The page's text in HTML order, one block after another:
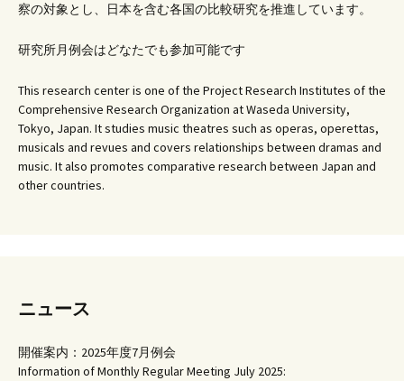
察の対象とし、日本を含む各国の比較研究を推進しています。
研究所月例会はどなたでも参加可能です
This research center is one of the Project Research Institutes of the
Comprehensive Research Organization at Waseda University,
Tokyo, Japan. It studies music theatres such as operas, operettas,
musicals and revues and covers relationships between dramas and
music. It also promotes comparative research between Japan and
other countries.
ニュース
開催案内：2025年度7月例会
Information of Monthly Regular Meeting July 2025: